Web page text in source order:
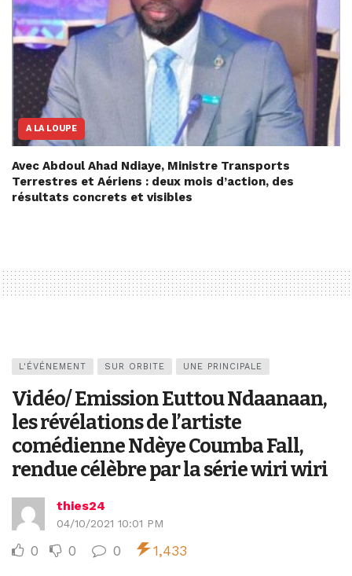
A LA LOUPE
Avec Abdoul Ahad Ndiaye, Ministre Transports
Terrestres et Aériens : deux mois d’action, des
résultats concrets et visibles
L'ÉVÉNEMENT SUR ORBITE UNE PRINCIPALE
Vidéo/ Emission Euttou Ndaanaan,
les révélations de l’artiste
comédienne Ndèye Coumba Fall,
rendue célèbre par la série wiri wiri
thies24
04/10/2021 10:01 PM
0 0 0 1,433